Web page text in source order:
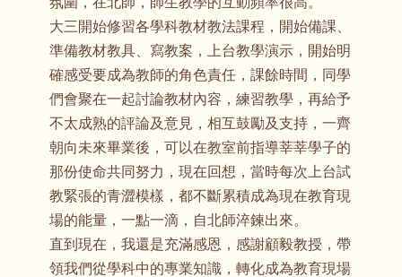
大三開始修習各學科教材教法課程，開始備課、
準備教材教具、寫教案，上台教學演示，開始明
確感受要成為教師的角色責任，課餘時間，同學
們會聚在一起討論教材內容，練習教學，再給予
不太成熟的評論及意見，相互鼓勵及支持，一齊
朝向未來畢業後，可以在教室前指導莘莘學子的
那份使命共同努力，現在回想，當時每次上台試
教緊張的青澀模樣，都不斷累積成為現在教育現
場的能量，一點一滴，自北師淬鍊出來。
直到現在，我還是充滿感恩，感謝顧毅教授，帶
領我們從學科中的專業知識，轉化成為教育現場